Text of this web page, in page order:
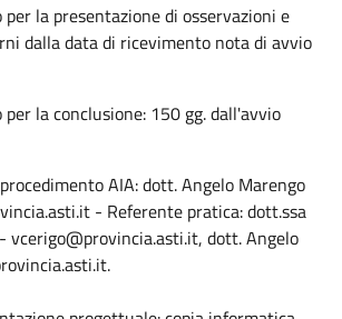
per la presentazione di osservazioni e
dalla data di ricevimento nota di avvio
la conclusione: 150 gg. dall'avvio
AIA: dott. Angelo Marengo
- Referente pratica: dott.ssa
vcerigo@provincia.asti.it, dott. Angelo